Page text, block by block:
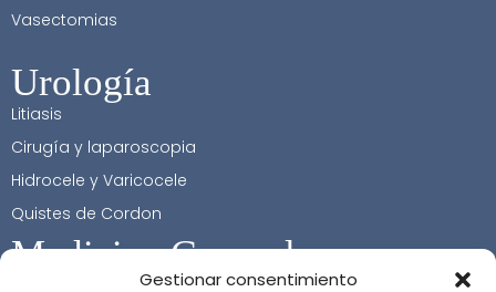
Gestionar consentimiento
Vasectomias
Urología
Litiasis
Cirugía y laparoscopia
Hidrocele y Varicocele
Quistes de Cordon
Medicina General